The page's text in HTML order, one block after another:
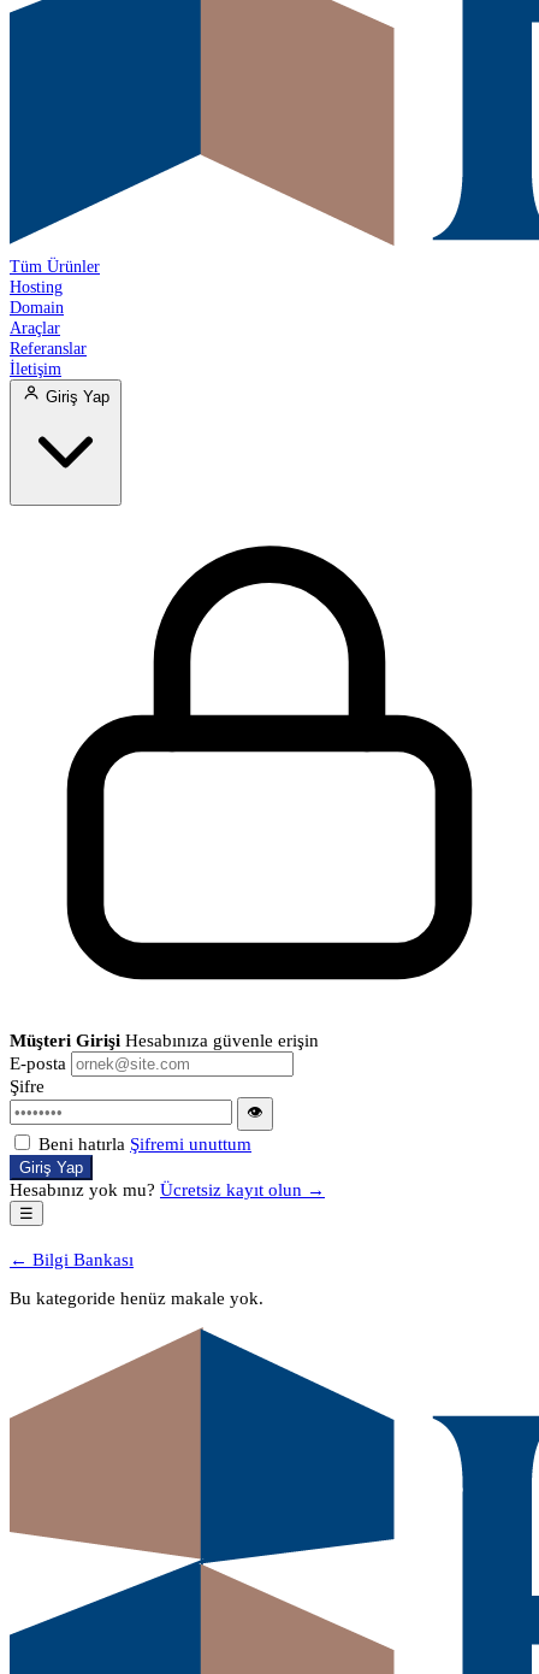
Tüm Ürünler
Hosting
Domain
Araçlar
Referanslar
İletişim
Giriş Yap
Müşteri Girişi Hesabınıza güvenle erişin
E-posta
Şifre
👁
Beni hatırla Şifremi unuttum
Giriş Yap
Hesabınız yok mu? Ücretsiz kayıt olun →
☰
← Bilgi Bankası
Bu kategoride henüz makale yok.